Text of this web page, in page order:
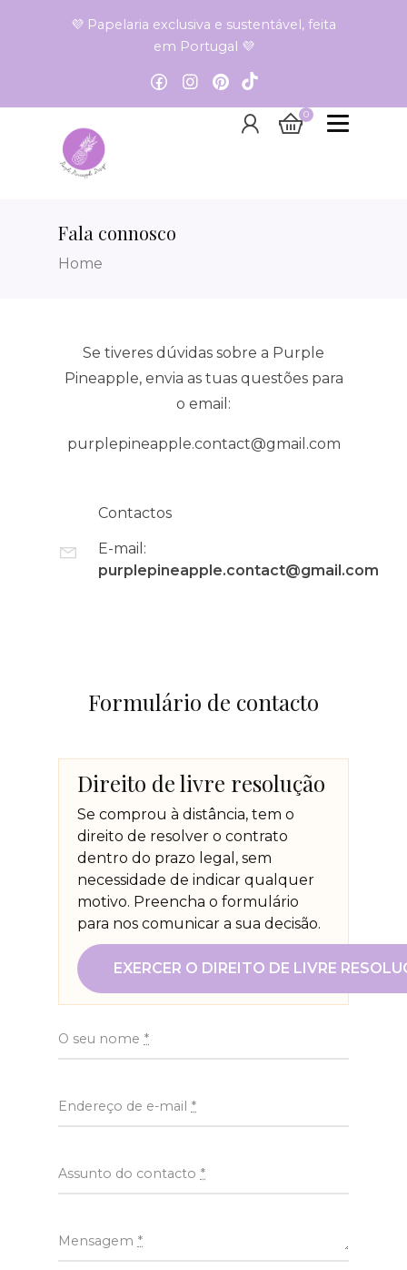
💜 Papelaria exclusiva e sustentável, feita
em Portugal 💜
0
Fala connosco
Home
Se tiveres dúvidas sobre a Purple
Pineapple, envia as tuas questões para
o email:
purplepineapple.contact@gmail.com
Contactos
E-mail:
purplepineapple.contact@gmail.com
Formulário de contacto
Direito de livre resolução
Se comprou à distância, tem o
direito de resolver o contrato
dentro do prazo legal, sem
necessidade de indicar qualquer
motivo. Preencha o formulário
para nos comunicar a sua decisão.
EXERCER O DIREITO DE LIVRE
O seu nome *
Endereço de e-mail *
Assunto do contacto *
Mensagem *